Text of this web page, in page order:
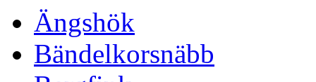
Ängshök
Bändelkorsnäbb